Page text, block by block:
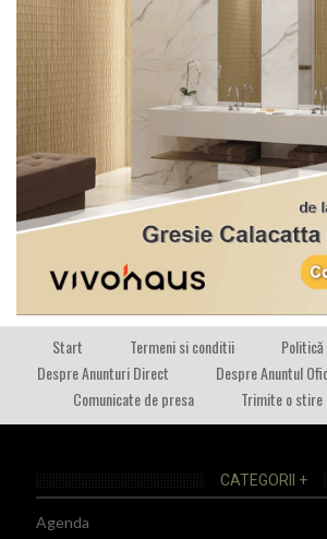
Start Termeni si conditii
Despre Anunturi Direct
Despre Anuntul
Comunicate de presa
Trimite o stire
CATEGORII +
Agenda